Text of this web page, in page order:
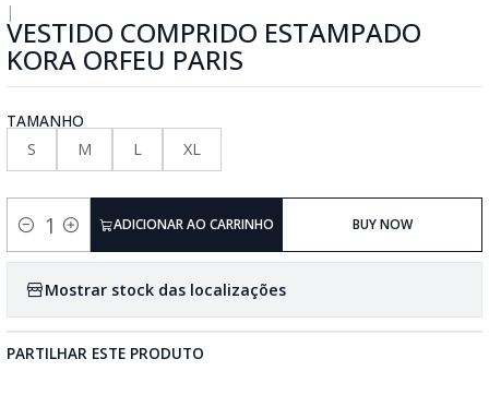
|
VESTIDO COMPRIDO ESTAMPADO
KORA ORFEU PARIS
TAMANHO
S
M L XL
Quantidade
ADICIONAR AO CARRINHO BUY NOW
Mostrar stock das localizações
PARTILHAR ESTE PRODUTO